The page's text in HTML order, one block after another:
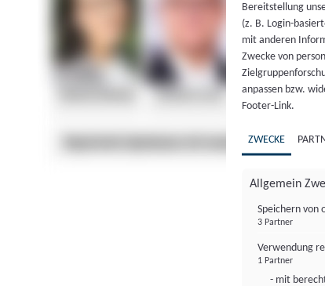
Bereitstellung
(z. B. Login-
mit anderen
Zwecke von
anpassen bzw.
Footer-Link.
ZWECKE
Allgemein
Speichern von
3 Partner
Verwendung
1 Partner
- mit